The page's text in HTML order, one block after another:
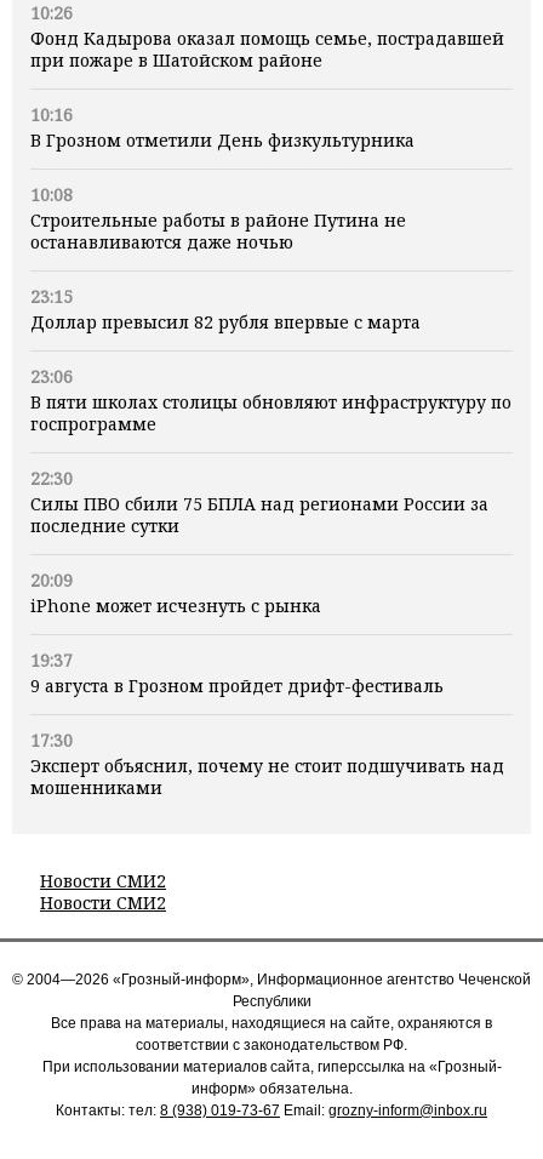
10:26
Фонд Кадырова оказал помощь семье, пострадавшей
при пожаре в Шатойском районе
10:16
В Грозном отметили День физкультурника
10:08
Строительные работы в районе Путина не
останавливаются даже ночью
23:15
Доллар превысил 82 рубля впервые с марта
23:06
В пяти школах столицы обновляют инфраструктуру по
госпрограмме
22:30
Силы ПВО сбили 75 БПЛА над регионами России за
последние сутки
20:09
iPhone может исчезнуть с рынка
19:37
9 августа в Грозном пройдет дрифт-фестиваль
17:30
Эксперт объяснил, почему не стоит подшучивать над
мошенниками
Новости СМИ2
Новости СМИ2
© 2004—2026 «Грозный-информ», Информационное агентство Чеченской
Республики
Все права на материалы, находящиеся на сайте, охраняются в
соответствии с законодательством РФ.
При использовании материалов сайта, гиперссылка на «Грозный-
информ» обязательна.
Контакты: тел: 8 (938) 019-73-67 Email: grozny-inform@inbox.ru